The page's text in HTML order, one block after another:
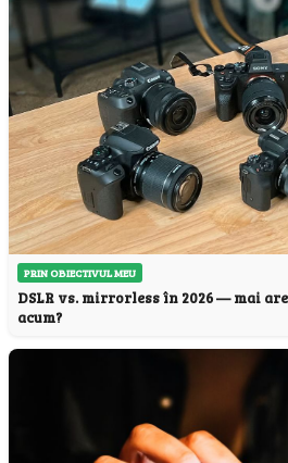
PRIN OBIECTIVUL MEU
DSLR vs. mirrorless în 2026 — mai
acum?